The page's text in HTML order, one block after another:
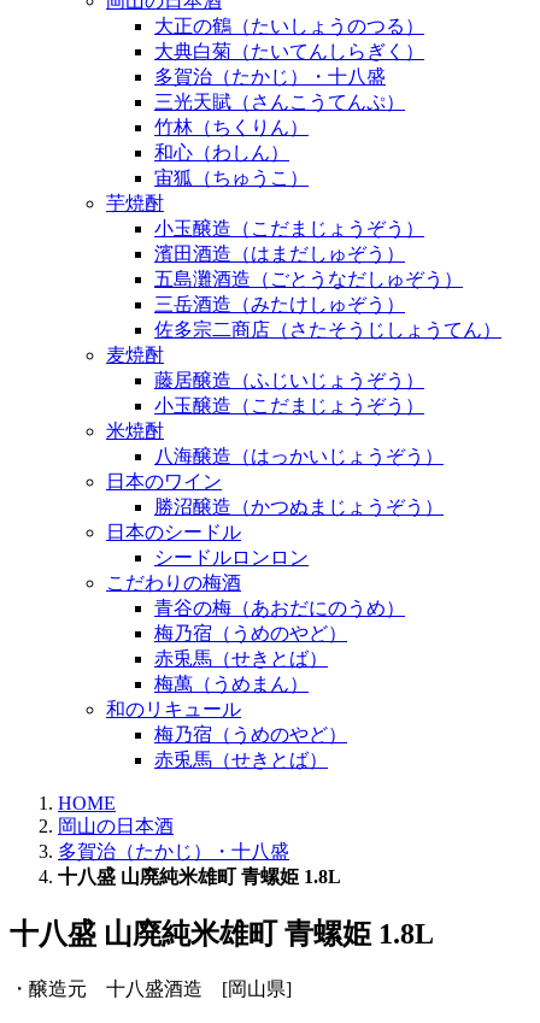
大正の鶴（たいしょうのつる）
大典白菊（たいてんしらぎく）
多賀治（たかじ）・十八盛
三光天賦（さんこうてんぷ）
竹林（ちくりん）
和心（わしん）
宙狐（ちゅうこ）
芋焼酎
小玉醸造（こだまじょうぞう）
濱田酒造（はまだしゅぞう）
五島灘酒造（ごとうなだしゅぞう）
三岳酒造（みたけしゅぞう）
佐多宗二商店（さたそうじしょうてん）
麦焼酎
藤居醸造（ふじいじょうぞう）
小玉醸造（こだまじょうぞう）
米焼酎
八海醸造（はっかいじょうぞう）
日本のワイン
勝沼醸造（かつぬまじょうぞう）
日本のシードル
シードルロンロン
こだわりの梅酒
青谷の梅（あおだにのうめ）
梅乃宿（うめのやど）
赤兎馬（せきとば）
梅萬（うめまん）
和のリキュール
梅乃宿（うめのやど）
赤兎馬（せきとば）
HOME
岡山の日本酒
多賀治（たかじ）・十八盛
十八盛 山廃純米雄町 青螺姫 1.8L
十八盛 山廃純米雄町 青螺姫 1.8L
・醸造元 十八盛酒造 [岡山県]